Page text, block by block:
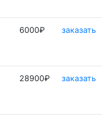
6000₽ заказать
28900₽ заказать